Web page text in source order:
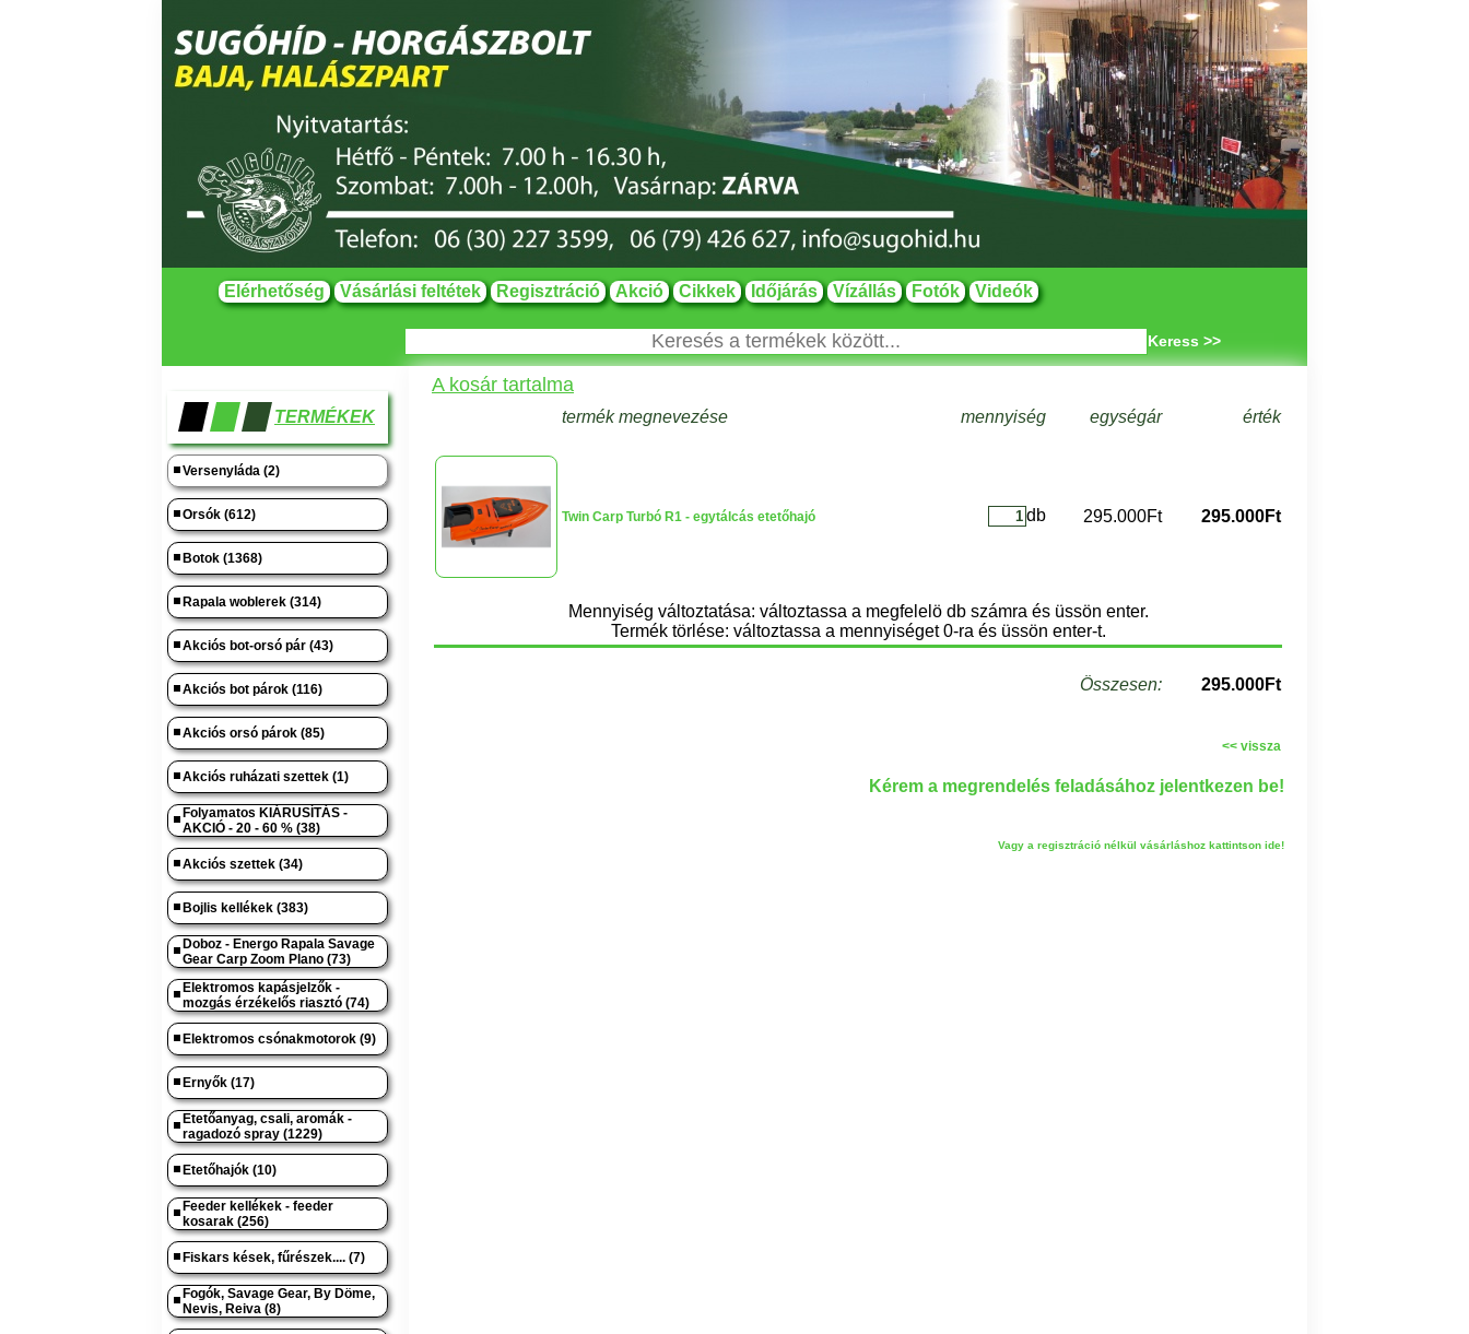
Elérhetőség Vásárlási feltétek Regisztráció Akció Cikkek Időjárás Vízállás Fotók Videók
Keress >>
TERMÉKEK
Versenyláda (2)
Orsók (612)
Botok (1368)
Rapala woblerek (314)
Akciós bot-orsó pár (43)
Akciós bot párok (116)
Akciós orsó párok (85)
Akciós ruházati szettek (1)
Folyamatos KIÁRUSÍTÁS -
AKCIÓ - 20 - 60 % (38)
Akciós szettek (34)
Bojlis kellékek (383)
Doboz - Energo Rapala Savage
Gear Carp Zoom Plano (73)
Elektromos kapásjelzők -
mozgás érzékelős riasztó (74)
Elektromos csónakmotorok (9)
Ernyők (17)
Etetőanyag, csali, aromák -
ragadozó spray (1229)
Etetőhajók (10)
Feeder kellékek - feeder
kosarak (256)
Fiskars kések, fűrészek.... (7)
Fogók, Savage Gear, By Döme,
Nevis, Reiva (8)
A kosár tartalma
termék megnevezése mennyiség egységár érték
Twin Carp Turbó R1 - egytálcás etetőhajó db 295.000Ft 295.000Ft
Mennyiség változtatása: változtassa a megfelelö db számra és üssön enter.
Termék törlése: változtassa a mennyiséget 0-ra és üssön enter-t.
Összesen: 295.000Ft
<< vissza
Kérem a megrendelés feladásához jelentkezen be!
Vagy a regisztráció nélkül vásárláshoz kattintson ide!